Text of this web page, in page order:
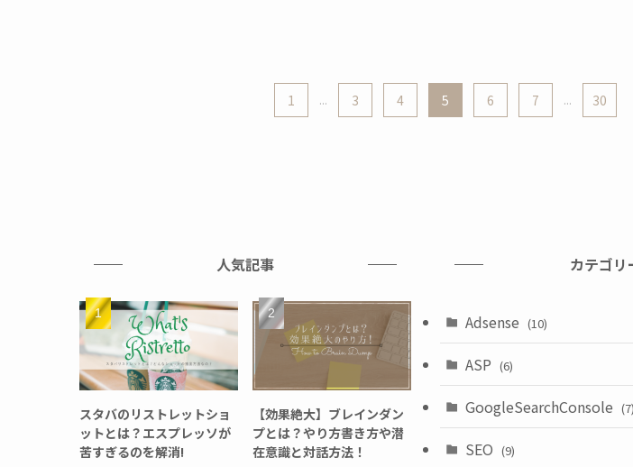
1 ... 3 4 5 6 7 ... 30
人気記事
スタバのリストレットショ
ットとは？エスプレッソが
苦すぎるのを解消!
【効果絶大】ブレインダン
プとは？やり方書き方や潜
在意識と対話方法！
カテゴリ
Adsense (10)
ASP (6)
GoogleSearchConsole (7)
SEO (9)